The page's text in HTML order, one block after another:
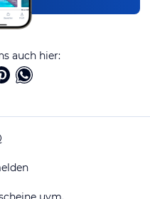
auch hier: